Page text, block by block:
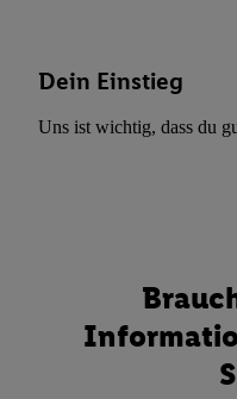
Dein Einstieg
Uns ist wichtig, dass du